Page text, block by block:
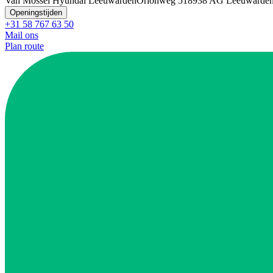
Openingstijden
+31 58 767 63 50
Mail ons
Plan route